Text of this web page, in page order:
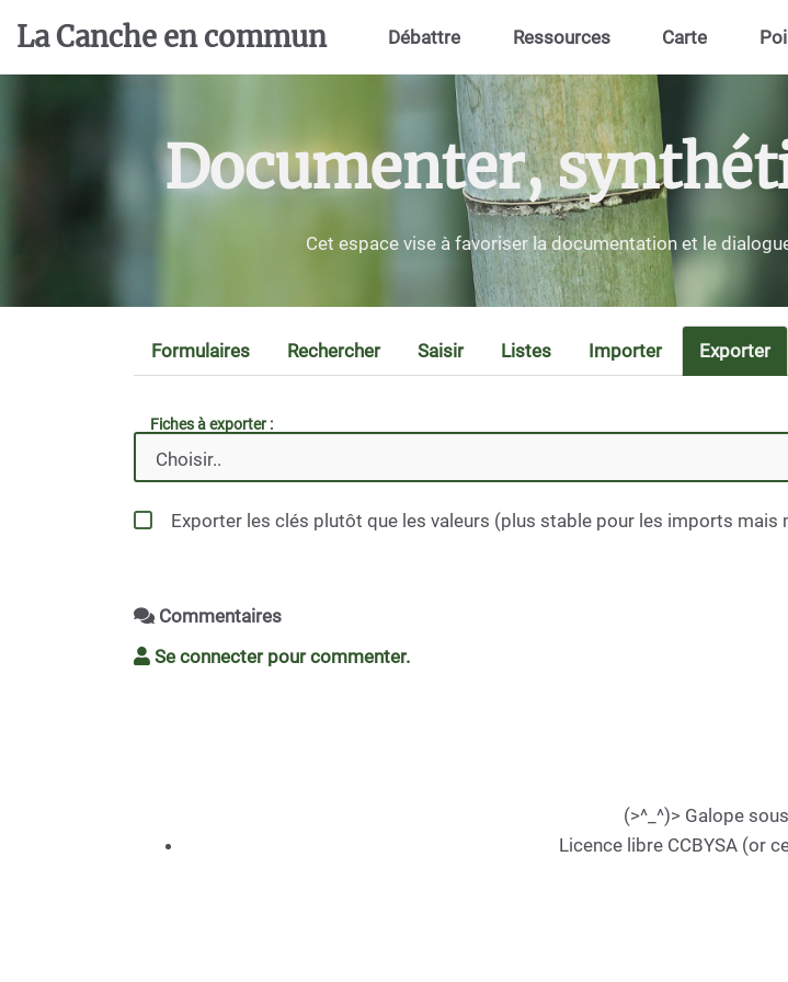
Aller au contenu principal
La Canche en commun Débattre Ressources Carte
Documenter,
Cet espace vise à favoriser la documentation et le
Formulaires Rechercher Saisir Listes Importer Exporter
Fiches à exporter :
Exporter les clés plutôt que les valeurs (plus stable pour les imports mais
Commentaires
Se connecter pour commenter.
(>^_^)> Galope sous
Licence libre CCBYSA (or